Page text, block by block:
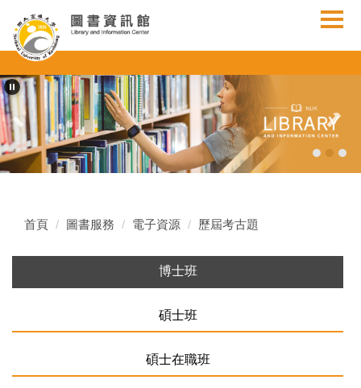
到
主
內
容
區
首頁 圖書服務 電子資源 歷屆考古題
博士班
碩士班
碩士在職班